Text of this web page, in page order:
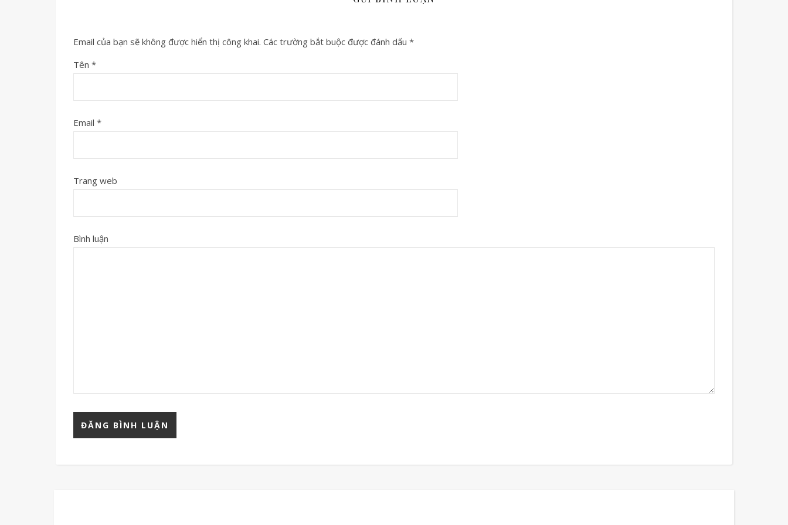
Email của bạn sẽ không được hiển thị công khai. Các trường bắt buộc được đánh dấu *
Tên *
Email *
Trang web
Bình luận